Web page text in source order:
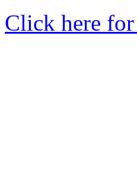
Click here